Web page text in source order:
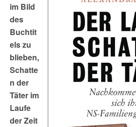
im Bild
des
Buchtit
els zu
blieben,
Schatte
n der
Täter im
Laufe
der Zeit